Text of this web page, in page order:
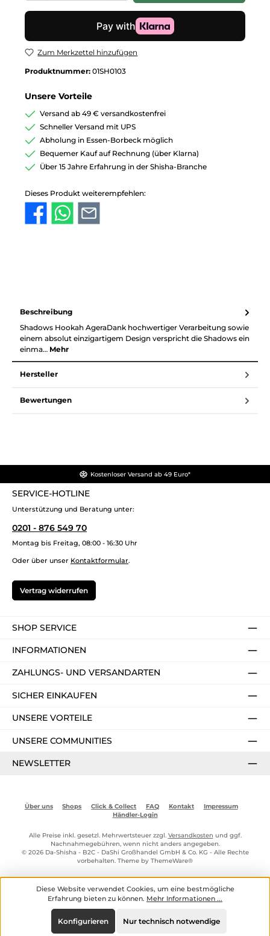
Zum Merkzettel hinzufügen
Produktnummer: 01SH0103
Unsere Vorteile
Versand ab 49 € versandkostenfrei
Schneller Versand mit UPS
Abholung in Essen-Borbeck möglich
Bequemer Kauf auf Rechnung (über Klarna)
Über 15 Jahre Erfahrung in der Shisha-Branche
Dieses Produkt weiterempfehlen:
Beschreibung
Shadows Hookah AgeraDank hochwertiger Verarbeitung sowie
einem absolut einzigartigem Design verspricht die Shadows ein
einma… Mehr
Hersteller
Bewertungen
Kostenloser Versand ab 49 Euro*
SERVICE-HOTLINE
Unterstützung und Beratung unter:
0201 - 876 549 70
Montag bis Freitag, 08:00 - 16:30 Uhr
Oder über unser Kontaktformular.
Vertrag widerrufen
SHOP SERVICE
INFORMATIONEN
ZAHLUNGS- UND VERSANDARTEN
SICHER EINKAUFEN
UNSERE VORTEILE
UNSERE COMMUNITIES
NEWSLETTER
Über uns Shops Click & Collect FAQ Kontakt
Impressum
Händler-Login
Alle Preise inkl. gesetzl. Mehrwertsteuer zzgl. Versandkosten und ggf.
Nachnahmegebühren, wenn nicht anders angegeben.
© 2026 Da-Shisha - B2C - DaShi Großhandel GmbH & Co. KG - Alle Rechte
vorbehalten. Theme by ThemeWare®
Diese Website verwendet Cookies, um eine bestmögliche
Erfahrung bieten zu können. Mehr Informationen ...
Nur technisch notwendige
Konfigurieren